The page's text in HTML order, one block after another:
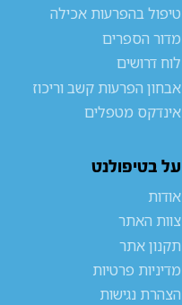
טיפול בהפרעות אכילה
מדור הספרים
לוח דרושים
אבחון הפרעות קשב וריכוז
אינדקס מטפלים
על בטיפולנט
אודות
צוות האתר
תקנון אתר
מדיניות פרטיות
הצהרת נגישות